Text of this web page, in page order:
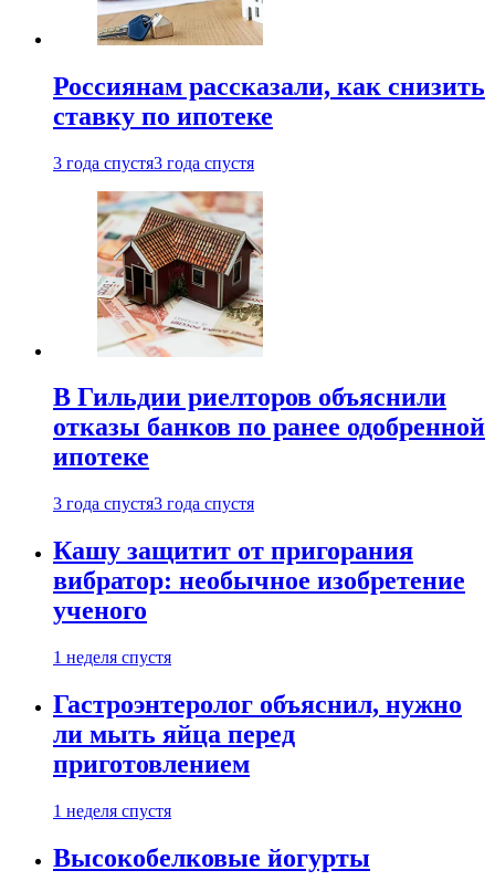
Россиянам рассказали, как снизить
ставку по ипотеке
3 года спустя3 года спустя
В Гильдии риелторов объяснили
отказы банков по ранее одобренной
ипотеке
3 года спустя3 года спустя
Кашу защитит от пригорания
вибратор: необычное изобретение
ученого
1 неделя спустя
Гастроэнтеролог объяснил, нужно
ли мыть яйца перед
приготовлением
1 неделя спустя
Высокобелковые йогурты